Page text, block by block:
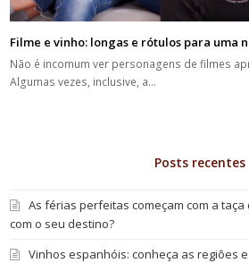
Filme e vinho: longas e rótulos para uma
Não é incomum ver personagens de filmes
Algumas vezes, inclusive, a…
Posts recentes
As férias perfeitas começam com a
com o seu destino?
Vinhos espanhóis: conheça as regiões